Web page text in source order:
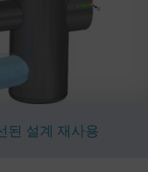
된 설계 재사용